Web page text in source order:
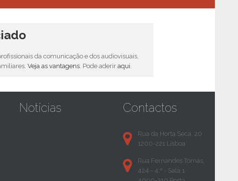
da comunicação e dos audiovisuais,
Veja as vantagens. Pode aderir aqui.
Notícias Contactos
Rua da Horta Seca, 20
1200-221 Lisboa
Rua Fernandes Tomás,
424 - 4.º - Sala 1